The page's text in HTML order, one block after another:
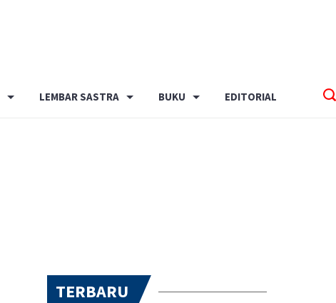
LEMBAR SASTRA BUKU EDITORIAL
TERBARU